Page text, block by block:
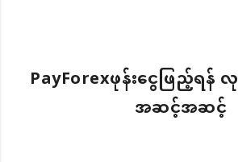
PayForexဖုန်းငွေဖြည့်ရန်
အဆင့်အဆင့်